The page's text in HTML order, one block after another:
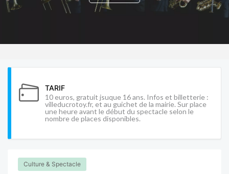
TARIF
10 euros, gratuit jsuque 16 ans. Infos et billetterie :
villeducrotoy.fr, et au guichet de la mairie. Sur place
une heure avant le début du spectacle selon le
nombre de places disponibles.
Culture & Spectacle